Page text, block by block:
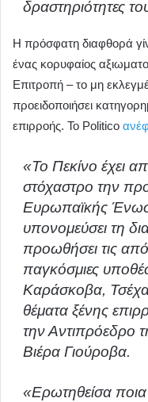
δραστηριότητες
Η πρόσφατη διαφθορά
ένας κορυφαίος
Επιτροπή – το μη
προειδοποιήσει
επιρροής. Το Politico
«Το Πεκίνο έχει
στόχαστρο την
Ευρωπαϊκής
υπονομεύσει τη
προωθήσει τις
παγκόσμιες
Καράσκοβα, Τσέχα
θέματα ξένης
την Αντιπρόεδρο
Βιέρα Γιούροβα.
«Ερωτηθείσα